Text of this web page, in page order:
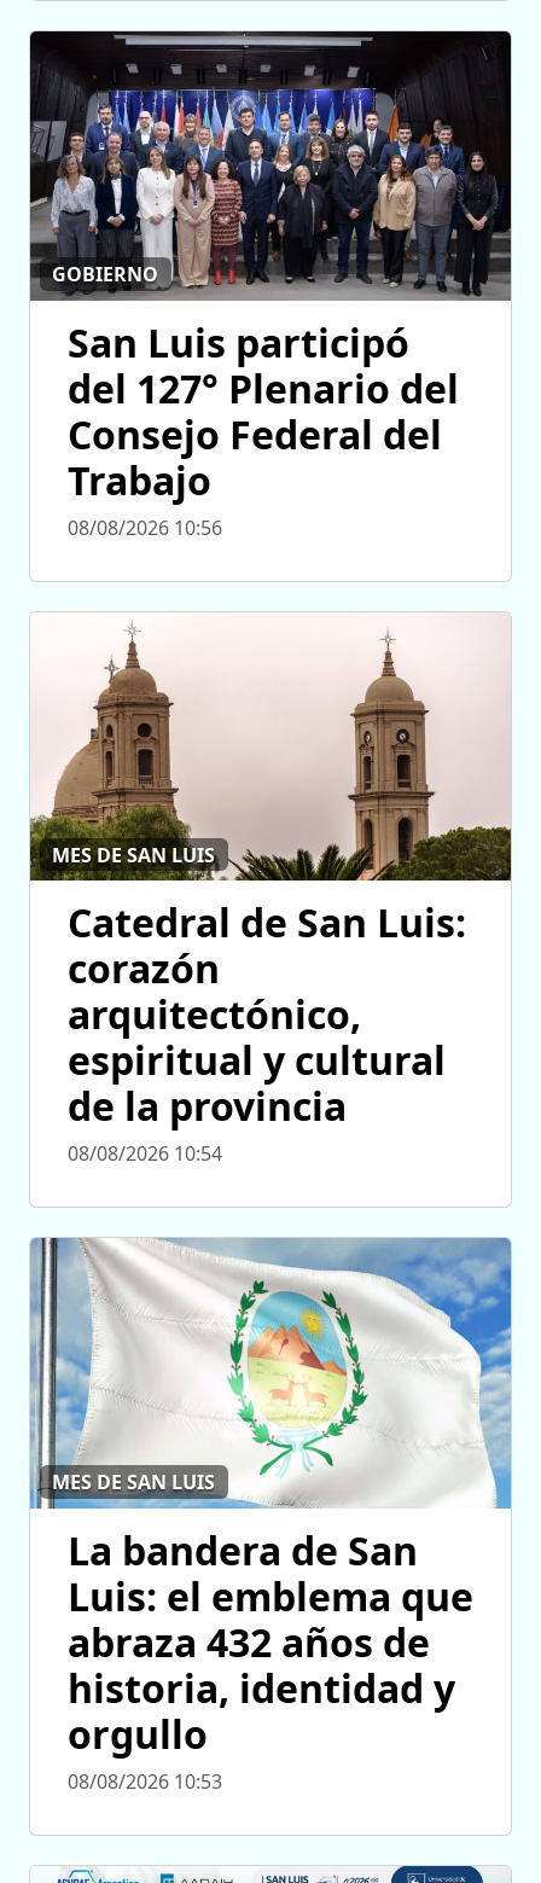
GOBIERNO
San Luis participó
del 127° Plenario del
Consejo Federal del
Trabajo
08/08/2026 10:56
MES DE SAN LUIS
Catedral de San Luis:
corazón
arquitectónico,
espiritual y cultural
de la provincia
08/08/2026 10:54
MES DE SAN LUIS
La bandera de San
Luis: el emblema que
abraza 432 años de
historia, identidad y
orgullo
08/08/2026 10:53